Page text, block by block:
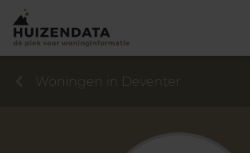
Woningen in Deventer